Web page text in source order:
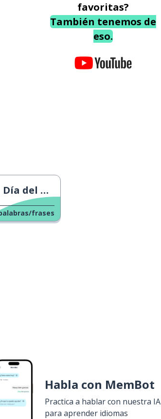
favoritas?
También tenemos de
eso.
Trabajo
frases
Habla con MemBot
Practica a hablar con nuestra IA
para aprender idiomas